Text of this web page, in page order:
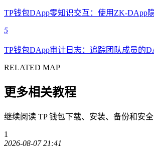
TP钱包DApp零知识交互：使用ZK-DApp
5
TP钱包DApp审计日志：追踪团队成员的
RELATED MAP
更多相关教程
继续阅读 TP 钱包下载、安装、备份和安全
1
2026-08-07 21:41